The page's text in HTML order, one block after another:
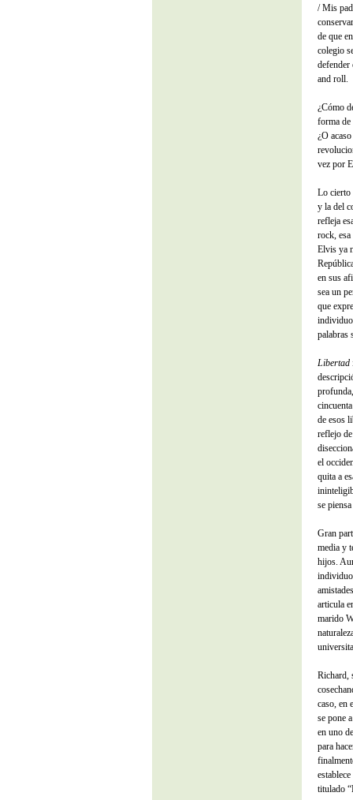
/ Mis
de que
colegio
defender
and roll.
¿Cómo
forma de
¿O
vez por
Lo cierto
y la del
refleja
rock,
Elvis ya
en sus
sea un
que
individuo
palabras
Libertad
de esos
reflejo
el
quita a
se
Gran
media y
hijos.
articula
marido
Richard,
caso, en
se pone
en uno
para
titulado